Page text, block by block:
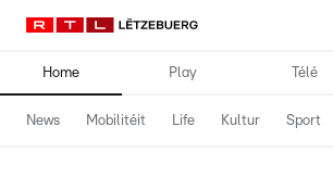
Home Play Télé
News Mobilitéit Life Kultur Sport